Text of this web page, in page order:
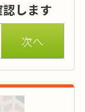
ウムやリ
メニューで
ご相談頂
します